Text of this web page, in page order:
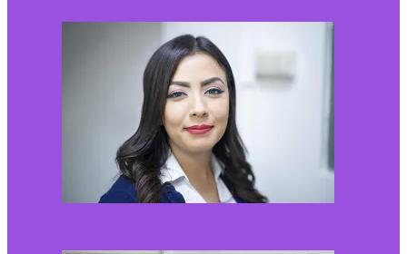
Kaip miegamojo
atmosfera veikia odos
senėjimą?
2026-06-01